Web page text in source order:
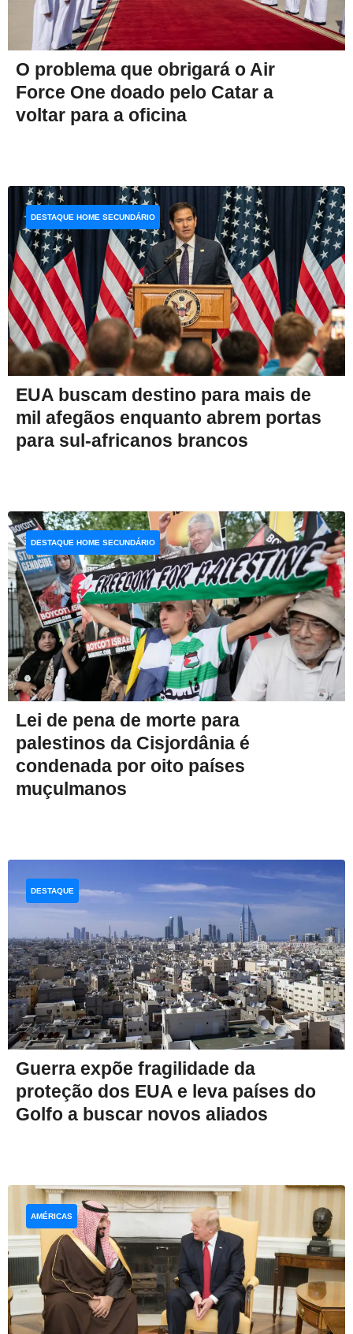
O problema que obrigará o Air
Force One doado pelo Catar a
voltar para a oficina
EUA buscam destino para mais de
mil afegãos enquanto abrem portas
para sul-africanos brancos
DESTAQUE HOME SECUNDÁRIO
Lei de pena de morte para
palestinos da Cisjordânia é
condenada por oito países
muçulmanos
DESTAQUE HOME SECUNDÁRIO
Guerra expõe fragilidade da
proteção dos EUA e leva países do
Golfo a buscar novos aliados
DESTAQUE
AMÉRICAS